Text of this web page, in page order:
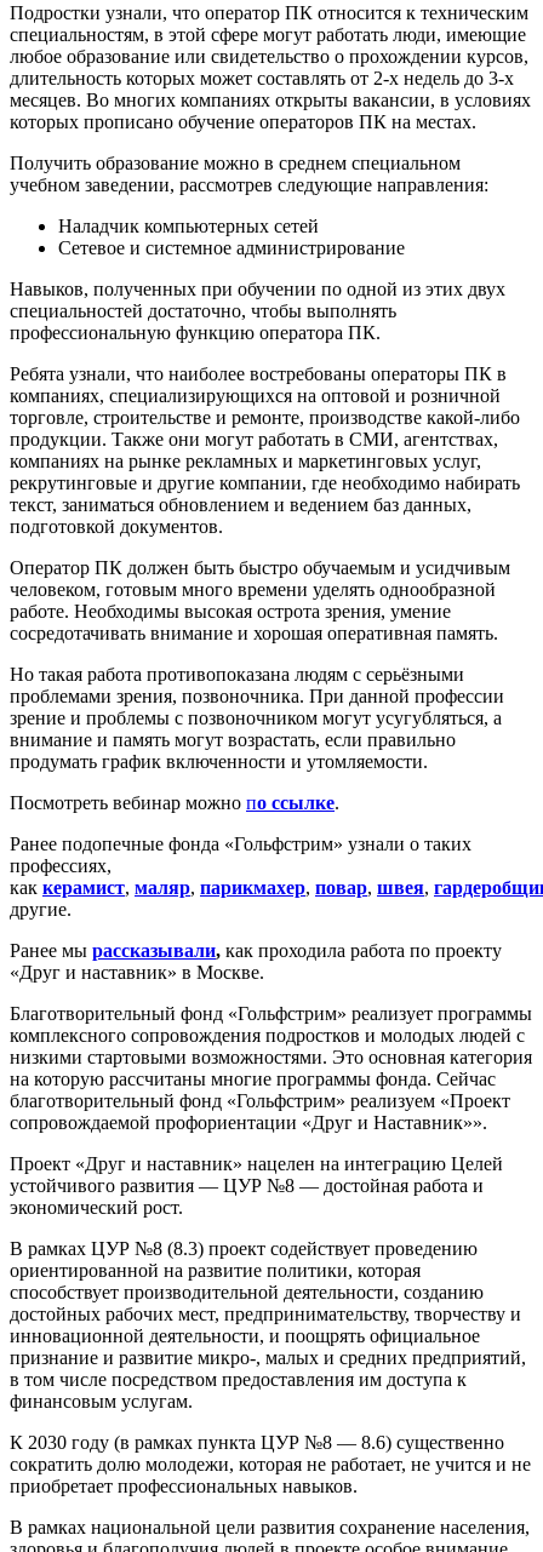
Подростки узнали, что оператор ПК относится к техническим
специальностям, в этой сфере могут работать люди, имеющие
любое образование или свидетельство о прохождении курсов,
длительность которых может составлять от 2-х недель до 3-х
месяцев. Во многих компаниях открыты вакансии, в условиях
которых прописано обучение операторов ПК на местах.
Получить образование можно в среднем специальном
учебном заведении, рассмотрев следующие направления:
Наладчик компьютерных сетей
Сетевое и системное администрирование
Навыков, полученных при обучении по одной из этих двух
специальностей достаточно, чтобы выполнять
профессиональную функцию оператора ПК.
Ребята узнали, что наиболее востребованы операторы ПК в
компаниях, специализирующихся на оптовой и розничной
торговле, строительстве и ремонте, производстве какой-либо
продукции. Также они могут работать в СМИ, агентствах,
компаниях на рынке рекламных и маркетинговых услуг,
рекрутинговые и другие компании, где необходимо набирать
текст, заниматься обновлением и ведением баз данных,
подготовкой документов.
Оператор ПК должен быть быстро обучаемым и усидчивым
человеком, готовым много времени уделять однообразной
работе. Необходимы высокая острота зрения, умение
сосредотачивать внимание и хорошая оперативная память.
Но такая работа противопоказана людям с серьёзными
проблемами зрения, позвоночника. При данной профессии
зрение и проблемы с позвоночником могут усугубляться, а
внимание и память могут возрастать, если правильно
продумать график включенности и утомляемости.
Посмотреть вебинар можно по ссылке.
Ранее подопечные фонда «Гольфстрим» узнали о таких
профессиях,
как керамист, маляр, парикмахер, повар, швея,
другие.
Ранее мы рассказывали, как проходила работа по проекту
«Друг и наставник» в Москве.
Благотворительный фонд «Гольфстрим» реализует программы
комплексного сопровождения подростков и молодых людей с
низкими стартовыми возможностями. Это основная категория
на которую рассчитаны многие программы фонда. Сейчас
благотворительный фонд «Гольфстрим» реализуем «Проект
сопровождаемой профориентации «Друг и Наставник»».
Проект «Друг и наставник» нацелен на интеграцию Целей
устойчивого развития — ЦУР №8 — достойная работа и
экономический рост.
В рамках ЦУР №8 (8.3) проект содействует проведению
ориентированной на развитие политики, которая
способствует производительной деятельности, созданию
достойных рабочих мест, предпринимательству, творчеству и
инновационной деятельности, и поощрять официальное
признание и развитие микро-, малых и средних предприятий,
в том числе посредством предоставления им доступа к
финансовым услугам.
К 2030 году (в рамках пункта ЦУР №8 — 8.6) существенно
сократить долю молодежи, которая не работает, не учится и не
приобретает профессиональных навыков.
В рамках национальной цели развития сохранение населения,